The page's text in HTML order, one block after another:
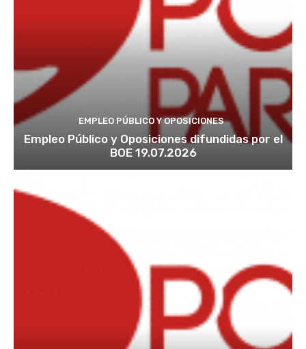
EMPLEO PÚBLICO Y OPOSICIONES
Empleo Público y Oposiciones difundidas por el
BOE 19.07.2026